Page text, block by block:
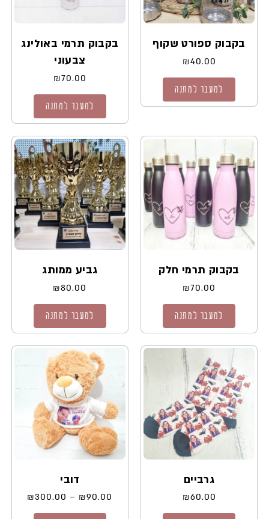
בקבוק ספורט שקוף
₪40.00
למעבר למתנה
בקבוק תרמי באולינג
צבעוני
₪70.00
למעבר למתנה
בקבוק תרמי חלק
₪70.00
למעבר למתנה
גביע ממותג
₪80.00
למעבר למתנה
גרביים
₪60.00
דובי
₪90.00
–
₪300.00